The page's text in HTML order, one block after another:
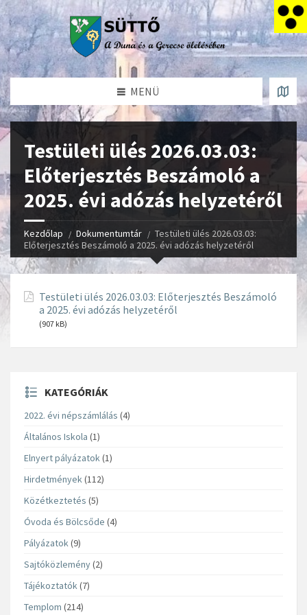
MENÜ
Testületi ülés 2026.03.03:
Előterjesztés Beszámoló a
2025. évi adózás helyzetéről
Kezdőlap Dokumentumtár
Testületi ülés 2026.03.03:
Előterjesztés Beszámoló a 2025. évi adózás helyzetéről
Testületi ülés 2026.03.03: Előterjesztés Beszámoló
a 2025. évi adózás helyzetéről
(907 kB)
KATEGÓRIÁK
2022. évi népszámlálás (4)
Általános Iskola (1)
Elnyert pályázatok(1)
Hirdetmények(112)
Közétkeztetés (5)
Óvoda és Bölcsőde (4)
Pályázatok(9)
Sajtóközlemény(2)
Tájékoztatók(7)
Templom (214)